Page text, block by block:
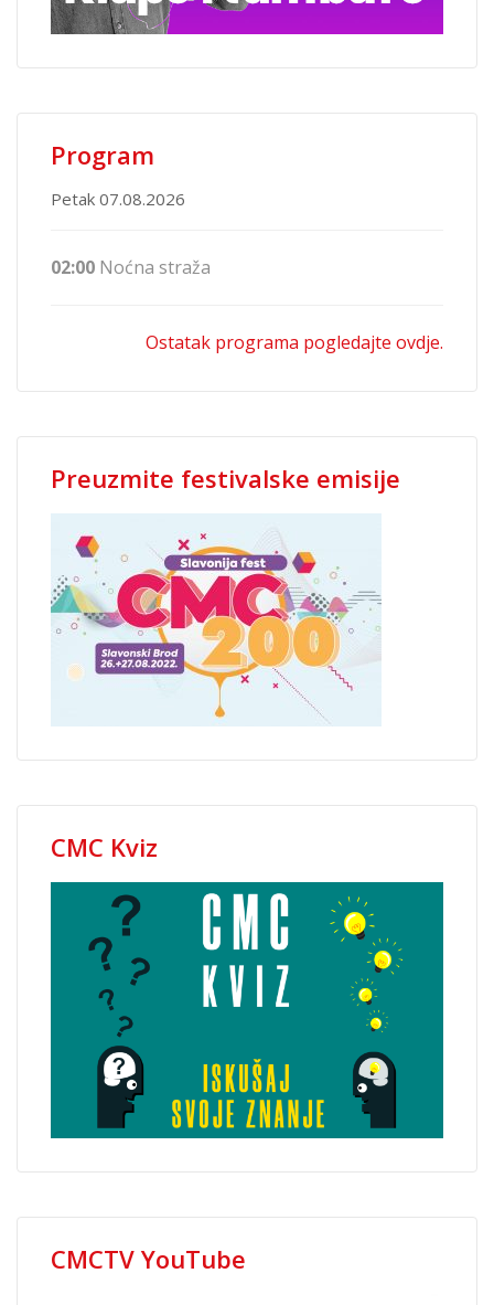
Program
Petak 07.08.2026
02:00 Noćna straža
Ostatak programa pogledajte ovdje.
Preuzmite festivalske emisije
CMC Kviz
CMCTV YouTube